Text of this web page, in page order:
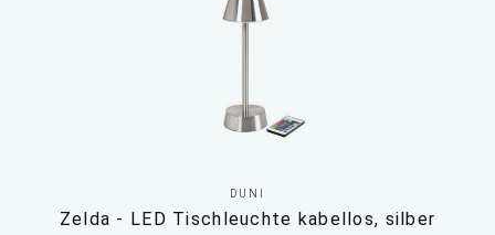
DUNI
Zelda - LED Tischleuchte kabellos, silber